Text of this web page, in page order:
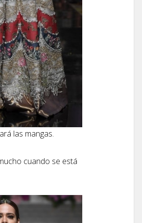
las mangas.
cuando se está